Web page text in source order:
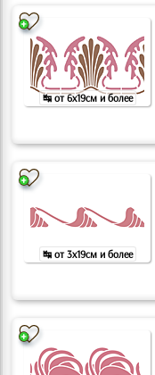
↹ от 6x19см и более
↹ от 3x19см и более